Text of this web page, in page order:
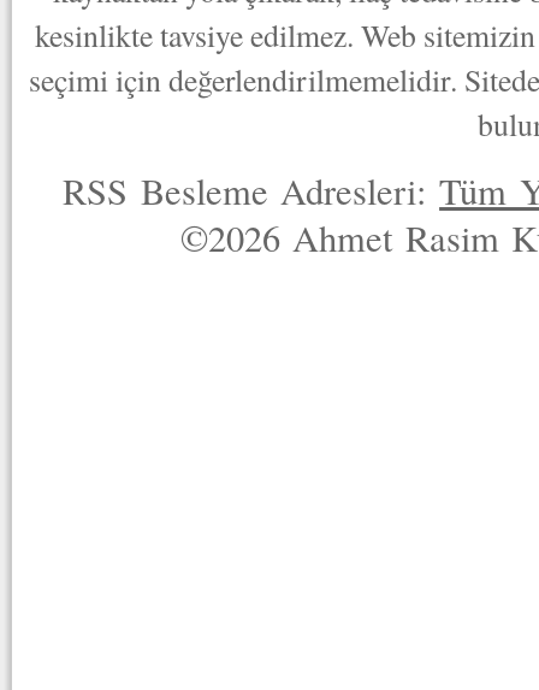
kesinlikte tavsiye edilmez. Web
seçimi için değerlendirilmemelidir.
RSS Besleme Adresleri:Tüm
©2026 Ahmet Rasim